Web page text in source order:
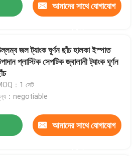
আমাদের সাথে যোগাযোগ
জল ট্যাংক ঘূর্ণন ছাঁচ হালকা ইস্পাত
প্লাস্টিক সেপটিক জ্বালানী ট্যাংক ঘূর্ণন
：1 সেট
：negotiable
আমাদের সাথে যোগাযোগ